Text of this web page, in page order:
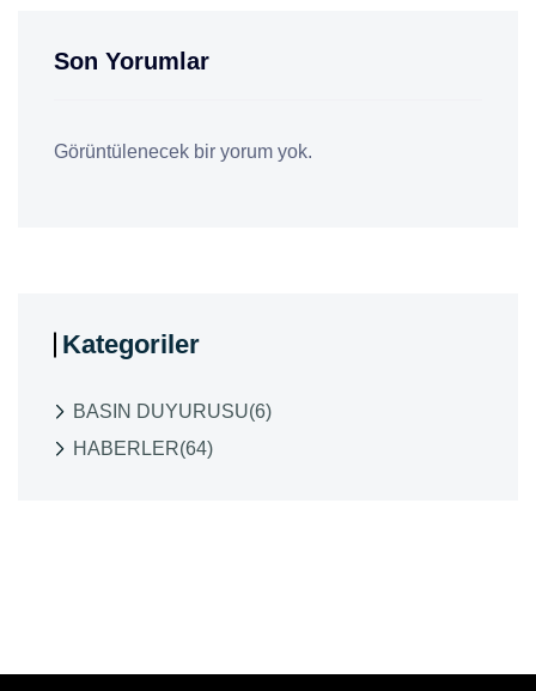
Son Yorumlar
Görüntülenecek bir yorum yok.
Kategoriler
BASIN DUYURUSU(6)
HABERLER(64)